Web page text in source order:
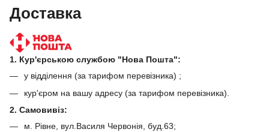
Доставка
1. Кур'єрською службою "Нова Пошта":
у відділення (за тарифом перевізника) ;
кур'єром на вашу адресу (за тарифом перевізника).
2. Самовивіз:
м. Рівне, вул.Василя Червонія, буд.63;